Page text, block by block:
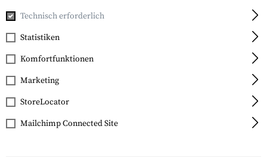
Home Tactical Gear Gestickte
Clawgear
Turkey Flag Patch
Technisch erforderlich
Statistiken
Komfortfunktionen
Marketing
StoreLocator
Mailchimp Connected Site